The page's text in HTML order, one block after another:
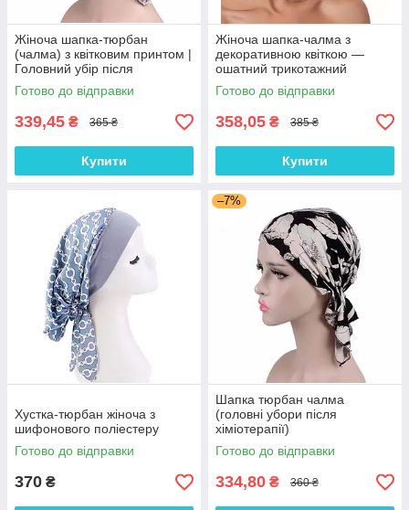
Жіноча шапка-тюрбан
(чалма) з квітковим принтом |
Головний убір після
хіміотерапії, при алопеції |
Літня хустка на голову
Готово до відправки
339,45 ₴ 365 ₴
Купити
Жіноча шапка-чалма з
декоративною квіткою —
ошатний трикотажний
тюрбан, колір Кава з
молоком
Готово до відправки
358,05 ₴ 385 ₴
Купити
Хустка-тюрбан жіноча з
шифонового поліестеру
Готово до відправки
370 ₴
–7%
Шапка тюрбан чалма
(головні убори після
хіміотерапії)
Готово до відправки
334,80 ₴ 360 ₴